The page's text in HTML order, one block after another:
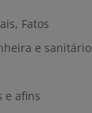
Fatos
e
e afins